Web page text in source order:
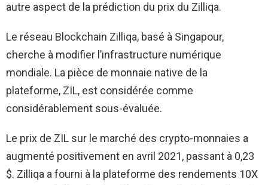
autre aspect de la prédiction du prix du Zilliqa.
Le réseau Blockchain Zilliqa, basé à Singapour,
cherche à modifier l’infrastructure numérique
mondiale. La pièce de monnaie native de la
plateforme, ZIL, est considérée comme
considérablement sous-évaluée.
Le prix de ZIL sur le marché des crypto-monnaies a
augmenté positivement en avril 2021, passant à 0,23
$. Zilliqa a fourni à la plateforme des rendements 10X